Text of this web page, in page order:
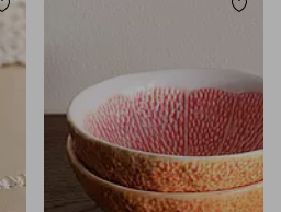
Lisää suosikkeihin Lisää